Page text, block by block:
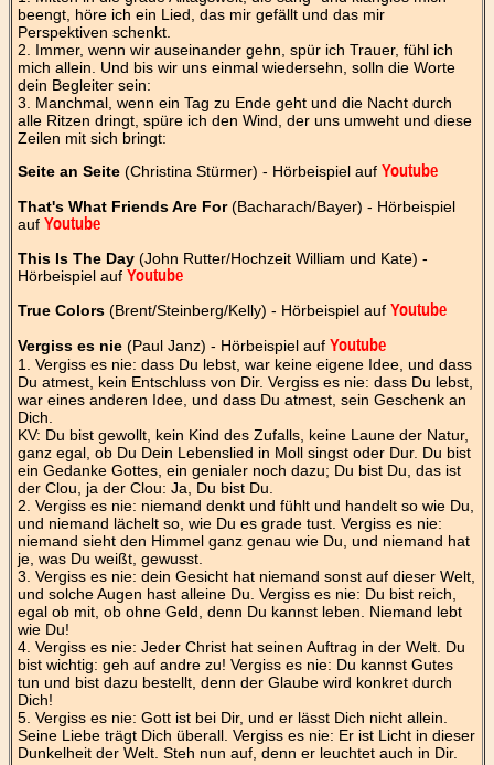
beengt, höre ich ein Lied, das mir gefällt und das mir
Perspektiven schenkt.
2. Immer, wenn wir auseinander gehn, spür ich Trauer, fühl ich
mich allein. Und bis wir uns einmal wiedersehn, solln die Worte
dein Begleiter sein:
3. Manchmal, wenn ein Tag zu Ende geht und die Nacht durch
alle Ritzen dringt, spüre ich den Wind, der uns umweht und diese
Zeilen mit sich bringt:
Seite an Seite(Christina Stürmer) - Hörbeispiel auf Youtube
That's What Friends Are For(Bacharach/Bayer) - Hörbeispiel
auf Youtube
This Is The Day(John Rutter/Hochzeit William und Kate) -
Hörbeispiel auf Youtube
True Colors(Brent/Steinberg/Kelly) - Hörbeispiel auf Youtube
Vergiss es nie(Paul Janz) - Hörbeispiel auf Youtube
1. Vergiss es nie: dass Du lebst, war keine eigene Idee, und dass
Du atmest, kein Entschluss von Dir. Vergiss es nie: dass Du lebst,
war eines anderen Idee, und dass Du atmest, sein Geschenk an
Dich.
KV: Du bist gewollt, kein Kind des Zufalls, keine Laune der Natur,
ganz egal, ob Du Dein Lebenslied in Moll singst oder Dur. Du bist
ein Gedanke Gottes, ein genialer noch dazu; Du bist Du, das ist
der Clou, ja der Clou: Ja, Du bist Du.
2. Vergiss es nie: niemand denkt und fühlt und handelt so wie Du,
und niemand lächelt so, wie Du es grade tust. Vergiss es nie:
niemand sieht den Himmel ganz genau wie Du, und niemand hat
je, was Du weißt, gewusst.
3. Vergiss es nie: dein Gesicht hat niemand sonst auf dieser Welt,
und solche Augen hast alleine Du. Vergiss es nie: Du bist reich,
egal ob mit, ob ohne Geld, denn Du kannst leben. Niemand lebt
wie Du!
4. Vergiss es nie: Jeder Christ hat seinen Auftrag in der Welt. Du
bist wichtig: geh auf andre zu! Vergiss es nie: Du kannst Gutes
tun und bist dazu bestellt, denn der Glaube wird konkret durch
Dich!
5. Vergiss es nie: Gott ist bei Dir, und er lässt Dich nicht allein.
Seine Liebe trägt Dich überall. Vergiss es nie: Er ist Licht in dieser
Dunkelheit der Welt. Steh nun auf, denn er leuchtet auch in Dir.